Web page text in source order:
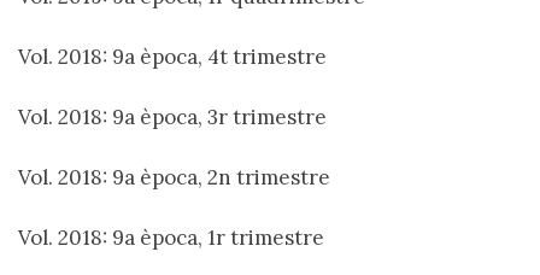
Vol. 2018: 9a època, 4t trimestre
Vol. 2018: 9a època, 3r trimestre
Vol. 2018: 9a època, 2n trimestre
Vol. 2018: 9a època, 1r trimestre